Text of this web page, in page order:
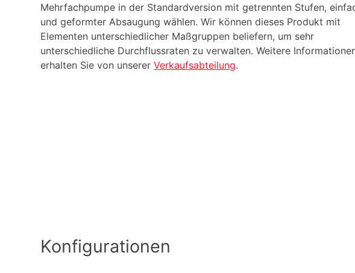
Mehrfachpumpe in der Standardversion mit getrennten Stufen,
und geformter Absaugung wählen. Wir können dieses Produkt mit
Elementen unterschiedlicher Maßgruppen beliefern, um sehr
unterschiedliche Durchflussraten zu verwalten. Weitere
erhalten Sie von unsererVerkaufsabteilung.
Konfigurationen